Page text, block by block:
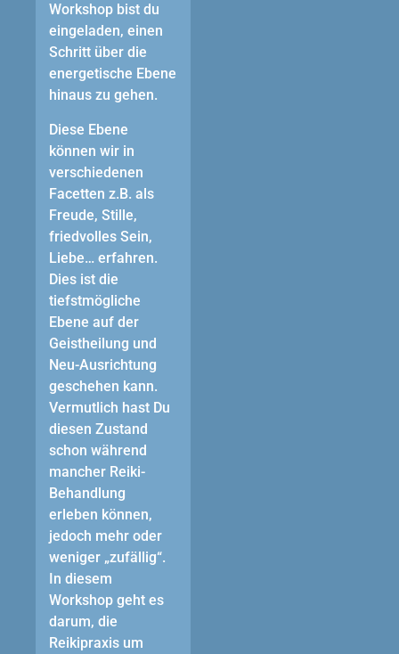
Workshop bist du
eingeladen, einen
Schritt über die
energetische Ebene
hinaus zu gehen.
Diese Ebene
können wir in
verschiedenen
Facetten z.B. als
Freude, Stille,
friedvolles Sein,
Liebe… erfahren.
Dies ist die
tiefstmögliche
Ebene auf der
Geistheilung und
Neu-Ausrichtung
geschehen kann.
Vermutlich hast Du
diesen Zustand
schon während
mancher Reiki-
Behandlung
erleben können,
jedoch mehr oder
weniger „zufällig“.
In diesem
Workshop geht es
darum, die
Reikipraxis um